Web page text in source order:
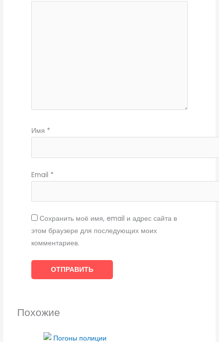
Имя *
Email *
Сохранить моё имя, email и адрес сайта в
этом браузере для последующих моих
комментариев.
Похожие